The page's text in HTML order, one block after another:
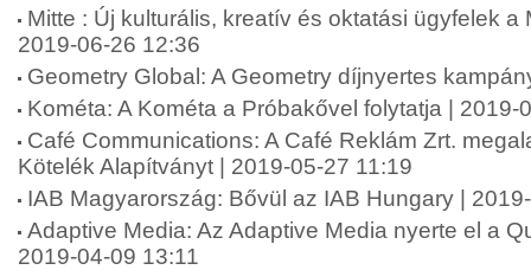
Mitte : Új kulturális, kreatív és oktatási ügyfelek a
2019-06-26 12:36
Geometry Global: A Geometry díjnyertes
Kométa: A Kométa a Próbakővel folytatja | 2019-
Café Communications: A Café Reklám Zrt.
Kötelék Alapítványt | 2019-05-27 11:19
IAB Magyarország: Bővül az IAB Hungary |
Adaptive Media: Az Adaptive Media nyerte el a
2019-04-09 13:11